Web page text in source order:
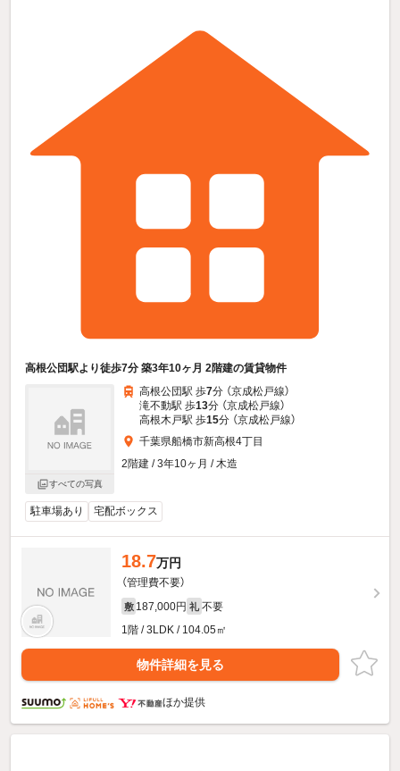
高根公団駅より徒歩7分 築3年10ヶ月 2階建の賃貸物件
すべての写真
高根公団駅 歩7分 （京成松戸線）
滝不動駅 歩13分 （京成松戸線）
高根木戸駅 歩15分 （京成松戸線）
千葉県船橋市新高根4丁目
2階建 / 3年10ヶ月 / 木造
駐車場あり 宅配ボックス
18.7万円
（管理費不要）
敷 187,000円 礼 不要
1階 / 3LDK / 104.05㎡
物件詳細を見る
ほか提供